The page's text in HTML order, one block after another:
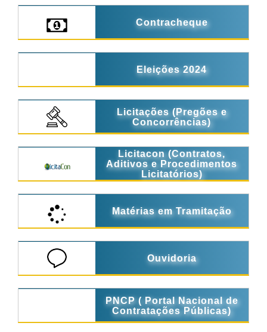
Contracheque
Eleições 2024
Licitações (Pregões e
Concorrências)
Licitacon (Contratos,
Aditivos e Procedimentos
Licitatórios)
Matérias em Tramitação
Ouvidoria
PNCP ( Portal Nacional de
Contratações Públicas)